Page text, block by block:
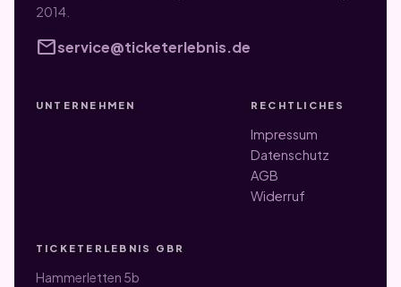
2014.
mailservice@ticketerlebnis.de
UNTERNEHMEN RECHTLICHES
Impressum
Datenschutz
AGB
Widerruf
TICKETERLEBNIS GBR
Hammerletten 5b